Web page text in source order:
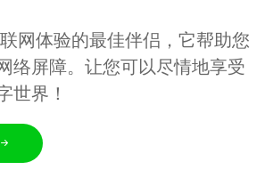
网体验的最佳伴侣，它帮助您
络屏障。让您可以尽情地享受
世界！